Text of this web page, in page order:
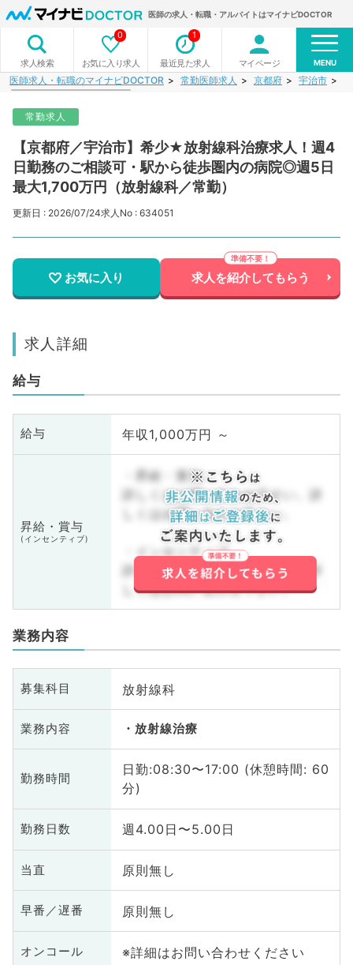
医師の求人・転職・アルバイトはマイナビDOCTOR
求人検索 お気に入り求人
0
最近見た求人
1
マイページ MENU
医師求人・転職のマイナビDOCTOR 常勤医師求人 京都府 宇治市
常勤求人
【京都府／宇治市】希少★放射線科治療求人！週4
日勤務のご相談可・駅から徒歩圏内の病院◎週5日
最大1,700万円（放射線科／常勤）
更新日 : 2026/07/24求人No : 634051
お気に入り 求人を紹介してもらう
求人詳細
給与
給与 年収1,000万円 ～
昇給・賞与
(インセンティブ)
・昇給・賞与
詳しくはお問い合わせ下さい。詳
しくはお問い合わせ下さい。
・インセンティブ
詳しくはお問い合わせ下さい。詳
しくはお問い合わせ下さい。
業務内容
募集科目 放射線科
業務内容 放射線治療
勤務時間
日勤:08:30〜17:00 (休憩時間: 60
分)
勤務日数 週4.00日〜5.00日
当直 原則無し
早番／遅番 原則無し
オンコール ※詳細はお問い合わせください